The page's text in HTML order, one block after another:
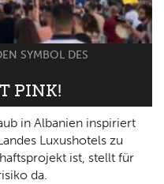
SYMBOL DES
PINK!
in Albanien inspiriert
Luxushotels zu
ist, stellt für
da.